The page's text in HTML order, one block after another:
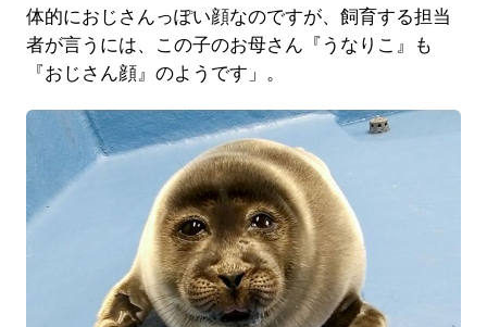
体的におじさんっぽい顔なのですが、飼育する担当
者が言うには、この子のお母さん『うなりこ』も
『おじさん顔』のようです」。